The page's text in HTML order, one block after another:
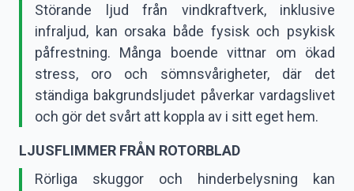
Störande ljud från vindkraftverk, inklusive
infraljud, kan orsaka både fysisk och psykisk
påfrestning. Många boende vittnar om ökad
stress, oro och sömnsvårigheter, där det
ständiga bakgrundsljudet påverkar vardagslivet
och gör det svårt att koppla av i sitt eget hem.
LJUSFLIMMER FRÅN ROTORBLAD
Rörliga skuggor och hinderbelysning kan